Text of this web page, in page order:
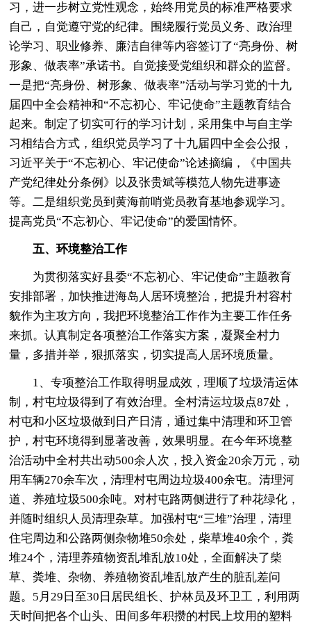
习，进一步树立党性观念，始终用党员的标准严格要求
自己，自觉遵守党的纪律。围绕履行党员义务、政治理
论学习、职业修养、廉洁自律等内容签订了“亮身份、树
形象、做表率”承诺书。自觉接受党组织和群众的监督。
一是把“亮身份、树形象、做表率”活动与学习党的十九
届四中全会精神和“不忘初心、牢记使命”主题教育结合
起来。制定了切实可行的学习计划，采用集中与自主学
习相结合方式，组织党员学习了十九届四中全会公报，
习近平关于“不忘初心、牢记使命”论述摘编，《中国共
产党纪律处分条例》以及张贵斌等模范人物先进事迹
等。二是组织党员到黄海前哨党员教育基地参观学习。
提高党员“不忘初心、牢记使命”的爱国情怀。
五、环境整治工作
为贯彻落实好县委“不忘初心、牢记使命”主题教育
安排部署，加快推进海岛人居环境整治，把提升村容村
貌作为主攻方向，我把环境整治工作作为主要工作任务
来抓。认真制定各项整治工作落实方案，凝聚全村力
量，多措并举，狠抓落实，切实提高人居环境质量。
1、专项整治工作取得明显成效，理顺了垃圾清运体
制，村屯垃圾得到了有效治理。全村清运垃圾点87处，
村屯和小区垃圾做到日产日清，通过集中清理和环卫管
护，村屯环境得到显著改善，效果明显。在今年环境整
治活动中全村共出动500余人次，投入资金20余万元，动
用车辆270余车次，清理村屯周边垃圾400余屯。清理河
道、养殖垃圾500余吨。对村屯路两侧进行了种花绿化，
并随时组织人员清理杂草。加强村屯“三堆”治理，清理
住宅周边和公路两侧杂物堆50余处，柴草堆40余个，粪
堆24个，清理养殖物资乱堆乱放10处，全面解决了柴
草、粪堆、杂物、养殖物资乱堆乱放产生的脏乱差问
题。5月29日至30日居民组长、护林员及环卫工，利用两
天时间把各个山头、田间多年积攒的村民上坟用的塑料